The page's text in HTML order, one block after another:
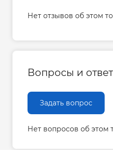
Нет отзывов об этом
Вопросы и
Задать вопрос
Нет вопросов об этом